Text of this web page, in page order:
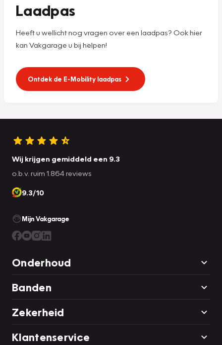
Laadpas
Heeft u wellicht nog vragen over een laadpas? Ook hier
kan Vakgarage u bij helpen!
Ontdek de E-Mobility laadpas
Wij krijgen gemiddeld een 9.3
o.b.v. ruim 1.864 reviews
9.3/10
Mijn Vakgarage
Onderhoud
Banden
Zekerheid
Klantenservice